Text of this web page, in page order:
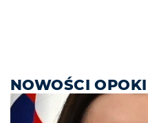
NOWOŚCI OPOKI